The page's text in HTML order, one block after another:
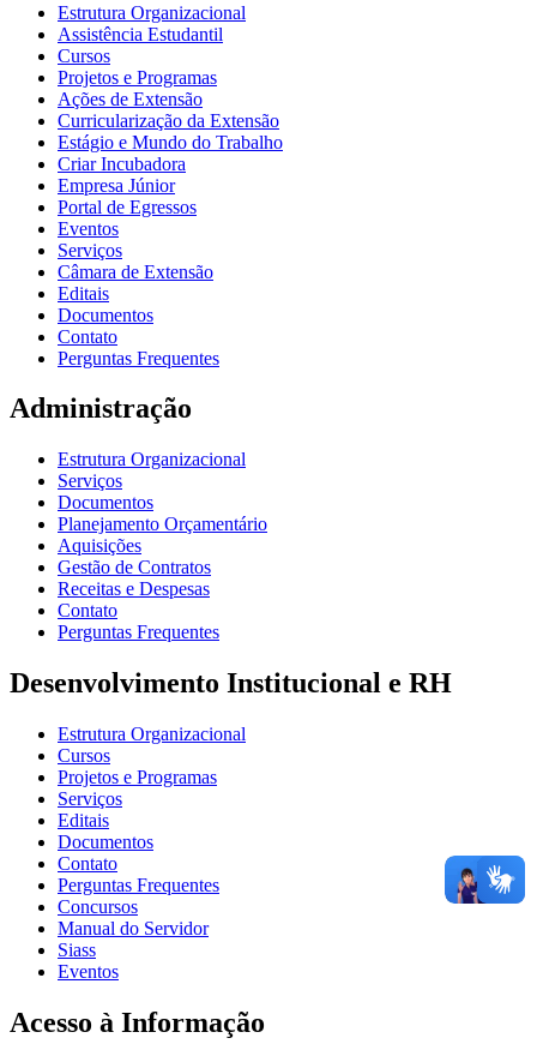
Estrutura Organizacional
Assistência Estudantil
Cursos
Projetos e Programas
Ações de Extensão
Curricularização da Extensão
Estágio e Mundo do Trabalho
Criar Incubadora
Empresa Júnior
Portal de Egressos
Eventos
Serviços
Câmara de Extensão
Editais
Documentos
Contato
Perguntas Frequentes
Administração
Estrutura Organizacional
Serviços
Documentos
Planejamento Orçamentário
Aquisições
Gestão de Contratos
Receitas e Despesas
Contato
Perguntas Frequentes
Desenvolvimento Institucional e RH
Estrutura Organizacional
Cursos
Projetos e Programas
Serviços
Editais
Documentos
Contato
Perguntas Frequentes
Concursos
Manual do Servidor
Siass
Eventos
Acesso à Informação